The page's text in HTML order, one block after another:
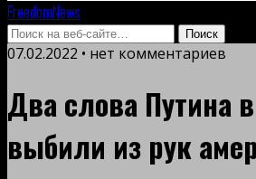
FreedomNews
07.02.2022 • нет комментариев
Два слова Путина
выбили из рук